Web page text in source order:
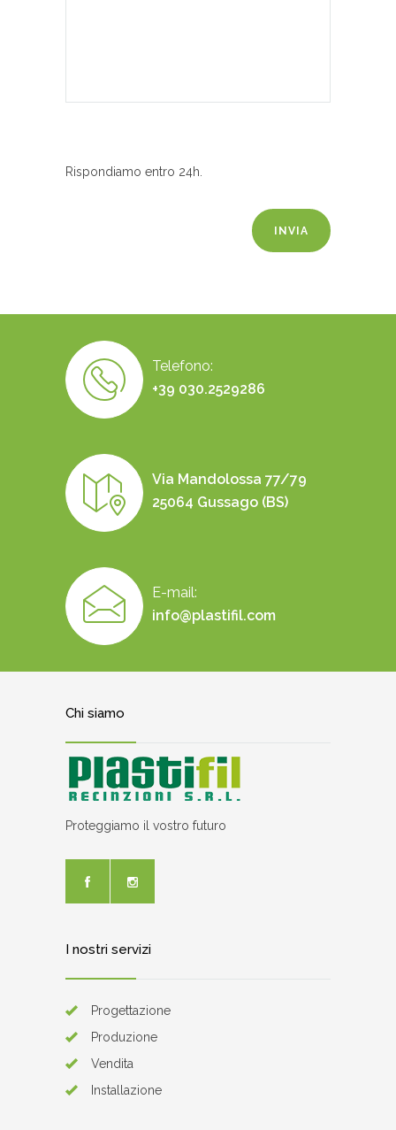
Rispondiamo entro 24h.
Telefono:
+39 030.2529286
Via Mandolossa 77/79
25064 Gussago (BS)
E-mail:
info@plastifil.com
Chi siamo
Proteggiamo il vostro futuro
I nostri servizi
Progettazione
Produzione
Vendita
Installazione